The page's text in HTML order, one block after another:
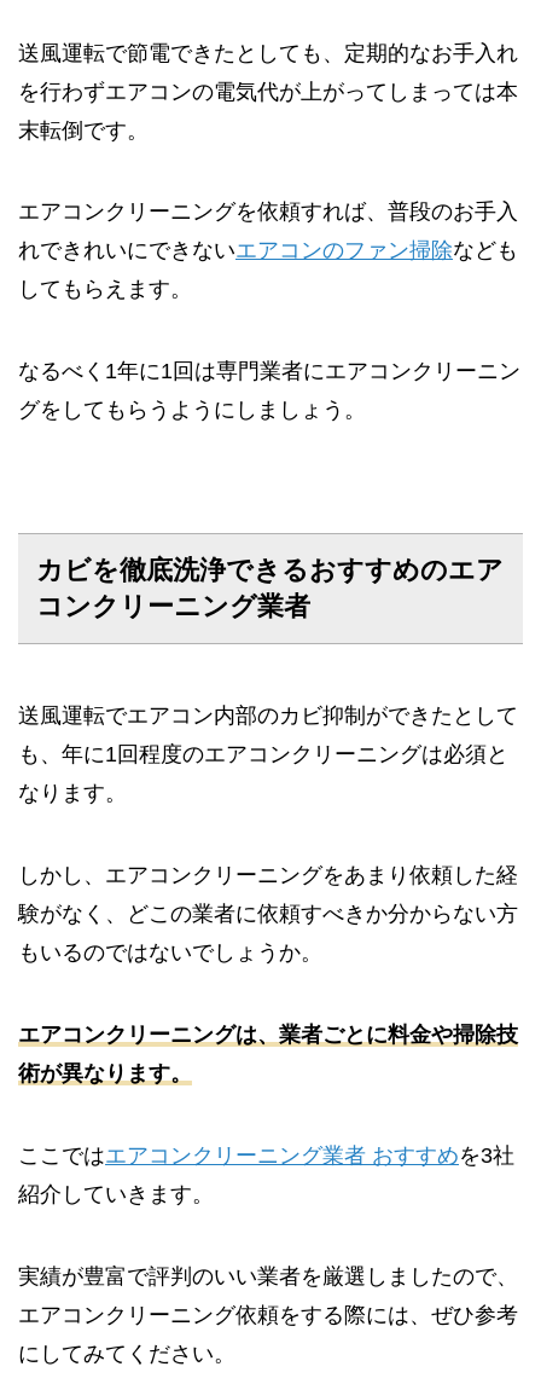
送風運転で節電できたとしても、定期的なお手入れ
を行わずエアコンの電気代が上がってしまっては本
末転倒です。
エアコンクリーニングを依頼すれば、普段のお手入
れできれいにできないエアコンのファン掃除なども
してもらえます。
なるべく1年に1回は専門業者にエアコンクリーニン
グをしてもらうようにしましょう。
カビを徹底洗浄できるおすすめのエア
コンクリーニング業者
送風運転でエアコン内部のカビ抑制ができたとして
も、年に1回程度のエアコンクリーニングは必須と
なります。
しかし、エアコンクリーニングをあまり依頼した経
験がなく、どこの業者に依頼すべきか分からない方
もいるのではないでしょうか。
エアコンクリーニングは、業者ごとに料金や掃除技
術が異なります。
ここではエアコンクリーニング業者 おすすめを3社
紹介していきます。
実績が豊富で評判のいい業者を厳選しましたので、
エアコンクリーニング依頼をする際には、ぜひ参考
にしてみてください。